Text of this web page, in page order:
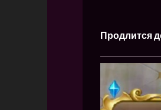
Продлится